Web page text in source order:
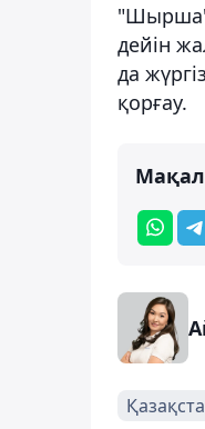
"Шырша"
дейін
да
қорғау.